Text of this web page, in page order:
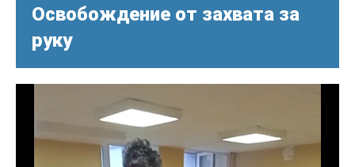
Освобождение от захвата за
руку